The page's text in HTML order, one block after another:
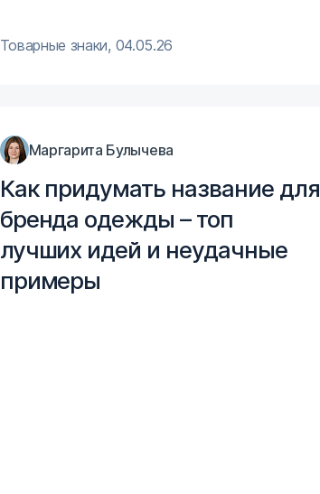
Товарные знаки, 04.05.26
Как придумать название для
бренда одежды – топ
лучших идей и неудачные
примеры
Маргарита Булычева